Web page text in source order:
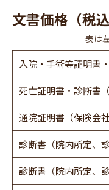
文書価格（税込
表は
入院・手術等証明書
死亡証明書・診断書
通院証明書（保険会社
診断書（院内所定、
診断書（院内所定、